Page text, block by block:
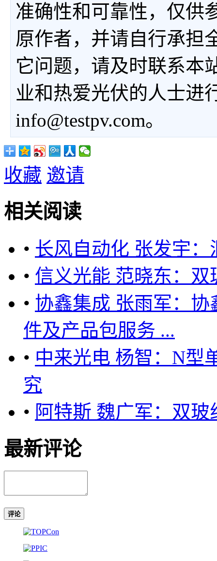
准确性和可靠性，仅供
原作者，并请自行承担
它问题，请及时联系本
业和热爱光伏的人士进
info@testpv.com。
收藏 邀请
相关阅读
• 长风自动化 张发宇
• 信义光能 范晓东：
• 协鑫集成 张雨军：
件及产品包服务 ...
• 中来光电 杨智：N型
究
• 阿特斯 魏广军：双
最新评论
评论